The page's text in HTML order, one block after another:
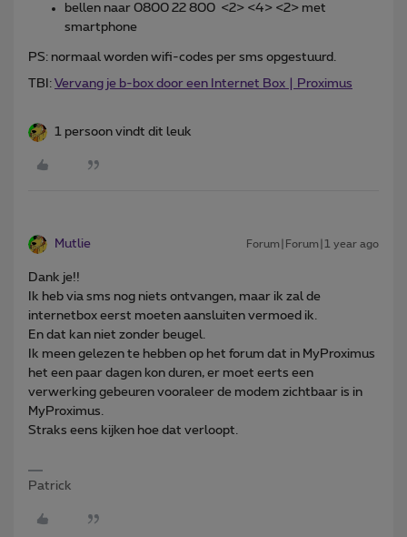
bellen naar 0800 22 800 <2> <4> <2> met
smartphone
PS: normaal worden wifi-codes per sms opgestuurd.
TBI: Vervang je b-box door een Internet Box | Proximus
1 persoon vindt dit leuk
Mutlie Forum|Forum|1 year ago
Dank je!!
Ik heb via sms nog niets ontvangen, maar ik zal de
internetbox eerst moeten aansluiten vermoed ik.
En dat kan niet zonder beugel.
Ik meen gelezen te hebben op het forum dat in MyProximus
het een paar dagen kon duren, er moet eerts een
verwerking gebeuren vooraleer de modem zichtbaar is in
MyProximus.
Straks eens kijken hoe dat verloopt.
Patrick